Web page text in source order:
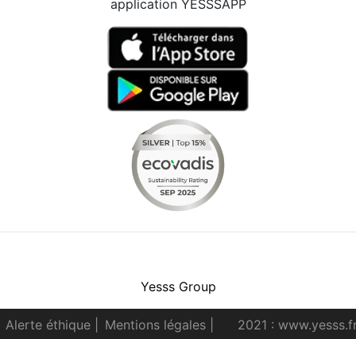
application YESSSAPP
Yesss Group
Alerte éthique Mentions légales 2021 :